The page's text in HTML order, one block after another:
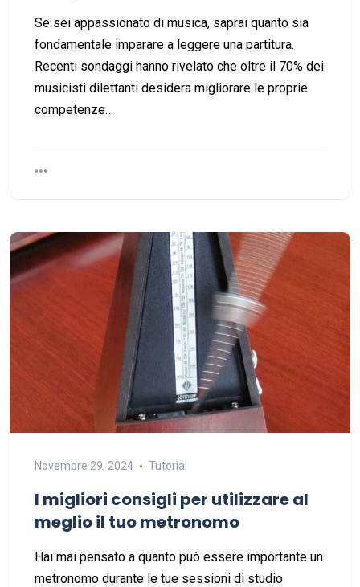
Se sei appassionato di musica, saprai quanto sia
fondamentale imparare a leggere una partitura.
Recenti sondaggi hanno rivelato che oltre il 70% dei
musicisti dilettanti desidera migliorare le proprie
competenze…
Novembre 29, 2024 Tutorial
I migliori consigli per utilizzare al
meglio il tuo metronomo
Hai mai pensato a quanto può essere importante un
metronomo durante le tue sessioni di studio